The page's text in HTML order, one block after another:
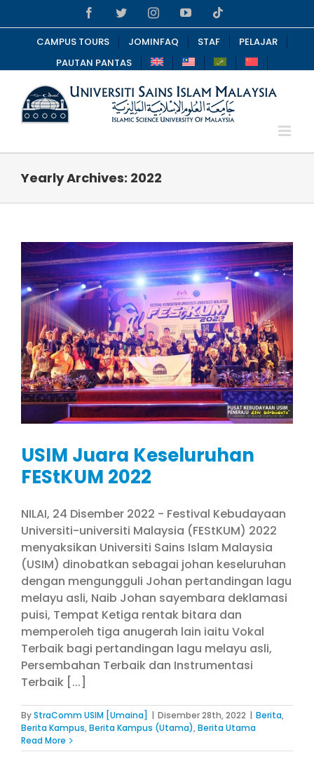
to
content
FacebookTwitterInstagramYouTube
CAMPUS TOURS JOMINFAQ STAF
PELAJAR
PAUTAN PANTAS
Yearly Archives: 2022
USIM Juara Keseluruhan
FEStKUM 2022
NILAI, 24 Disember 2022 - Festival Kebudayaan
Universiti-universiti Malaysia (FEStKUM) 2022
menyaksikan Universiti Sains Islam Malaysia
(USIM) dinobatkan sebagai johan keseluruhan
dengan mengungguli Johan pertandingan lagu
melayu asli, Naib Johan sayembara deklamasi
puisi, Tempat Ketiga rentak bitara dan
memperoleh tiga anugerah lain iaitu Vokal
Terbaik bagi pertandingan lagu melayu asli,
Persembahan Terbaik dan Instrumentasi
Terbaik [...]
ByStraComm USIM [Umaina] | Disember 28th, 2022 | Berita,
Berita Kampus,Berita Kampus (Utama),Berita Utama
Read More